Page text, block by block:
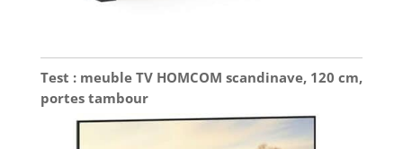
Test : meuble TV HOMCOM scandinave, 120 cm,
portes tambour